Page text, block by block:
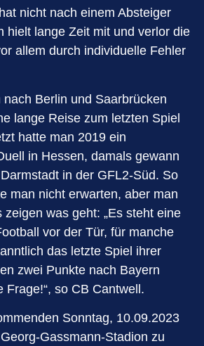
nicht nach einem Absteiger
hielt lange Zeit mit und verlor die
allem durch individuelle Fehler
Berlin und Saarbrücken
lange Reise zum letzten Spiel
hatte man 2019 ein
in Hessen, damals gewann
in der GFL2-Süd. So
man nicht erwarten, aber man
was geht: „Es steht eine
vor der Tür, für manche
das letzte Spiel ihrer
zwei Punkte nach Bayern
Frage!“, so CB Cantwell.
Sonntag, 10.09.2023
Gassmann-Stadion zu